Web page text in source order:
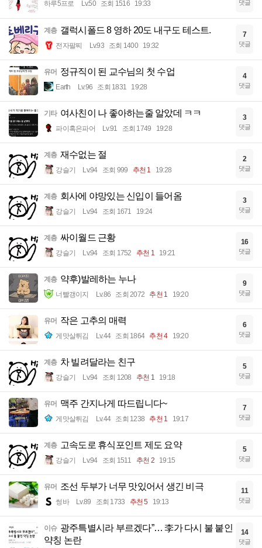
하루5프로 Lv.50 조회 1516 19:33 댓글
계층 갤럭시폴드 8 영하 20도 내구도 테스트.
전자팔찌 Lv.93 조회 1400 19:32
7
댓글
유머 정규직이 된 교수님의 첫 수업
Earth Lv.96 조회 1831 19:28
4
댓글
기타 여사친이 나 좋아하는줄 알았데 ㅋㅋ
파이혹은파어 Lv.91 조회 1749 19:28
3
댓글
계층 재수없는 절
강슬기 Lv.94 조회 999 추천 1 19:28
2
댓글
계층 회사에 야망있는 신입이 들어옴
강슬기 Lv.94 조회 1671 19:24
3
댓글
계층 싸이월드 근황
강슬기 Lv.94 조회 1752 추천 1 19:21
16
댓글
계층 약후)발레하는 누나
너빨갱이지 Lv.86 조회 2072 추천 1 19:20
9
댓글
유머 작은 고추의 매력
게맛살튀김 Lv.44 조회 1864 추천 4 19:20
6
댓글
계층 차 빌려달라는 친구
강슬기 Lv.94 조회 1208 추천 1 19:18
5
댓글
유머 맥주 간지나게 따드립니다~
게맛살튀김 Lv.44 조회 1238 추천 1 19:17
7
댓글
계층 고속도로 휴식포인트 제도 요약
강슬기 Lv.94 조회 1511 추천 2 19:15
5
댓글
유머 조선 두부가 너무 맛있어서 생긴 비극
썽바 Lv.89 조회 1733 추천 5 19:13
11
댓글
이슈 광주특별시라 부르겠다”… 李가 다시 불 붙인
약칭 논란
14
댓글